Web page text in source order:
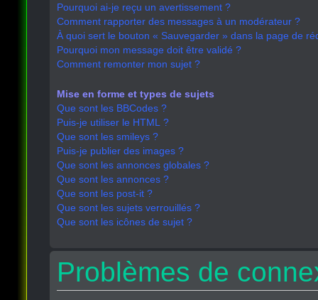
Pourquoi ai-je reçu un avertissement ?
Comment rapporter des messages à un modérateur ?
À quoi sert le bouton « Sauvegarder » dans la page de
Pourquoi mon message doit être validé ?
Comment remonter mon sujet ?
Mise en forme et types de sujets
Que sont les BBCodes ?
Puis-je utiliser le HTML ?
Que sont les smileys ?
Puis-je publier des images ?
Que sont les annonces globales ?
Que sont les annonces ?
Que sont les post-it ?
Que sont les sujets verrouillés ?
Que sont les icônes de sujet ?
Problèmes de